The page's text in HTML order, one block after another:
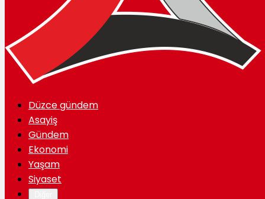
Düzce gündem
Asayiş
Gündem
Ekonomi
Yaşam
Siyaset